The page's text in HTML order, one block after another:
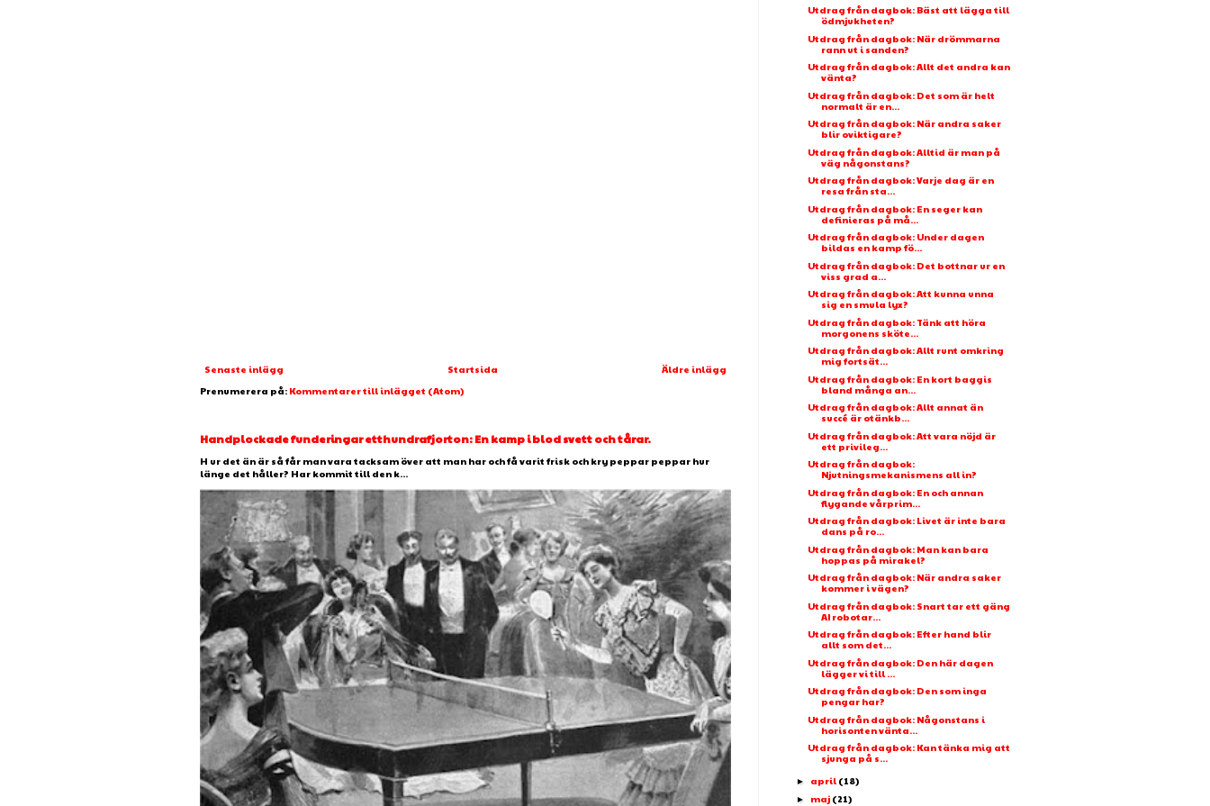
Senaste inlägg Äldre inlägg
Startsida
Prenumerera på: Kommentarer till inlägget (Atom)
Handplockade funderingar etthundrafjorton: En kamp i blod svett och tårar.
H ur det än är så får man vara tacksam över att man har och få varit frisk och kry peppar peppar hur
länge det håller? Har kommit till den k...
Utdrag från dagbok: Bäst att lägga till
ödmjukheten?
Utdrag från dagbok: När drömmarna
rann ut i sanden?
Utdrag från dagbok: Allt det andra kan
vänta?
Utdrag från dagbok: Det som är helt
normalt är en...
Utdrag från dagbok: När andra saker
blir oviktigare?
Utdrag från dagbok: Alltid är man på
väg någonstans?
Utdrag från dagbok: Varje dag är en
resa från sta...
Utdrag från dagbok: En seger kan
definieras på må...
Utdrag från dagbok: Under dagen
bildas en kamp fö...
Utdrag från dagbok: Det bottnar ur en
viss grad a...
Utdrag från dagbok: Att kunna unna
sig en smula lyx?
Utdrag från dagbok: Tänk att höra
morgonens sköte...
Utdrag från dagbok: Allt runt omkring
mig fortsät...
Utdrag från dagbok: En kort baggis
bland många an...
Utdrag från dagbok: Allt annat än
succé är otänkb...
Utdrag från dagbok: Att vara nöjd är
ett privileg...
Utdrag från dagbok:
Njutningsmekanismens all in?
Utdrag från dagbok: En och annan
flygande vårprim...
Utdrag från dagbok: Livet är inte bara
dans på ro...
Utdrag från dagbok: Man kan bara
hoppas på mirakel?
Utdrag från dagbok: När andra saker
kommer i vägen?
Utdrag från dagbok: Snart tar ett gäng
AI robotar...
Utdrag från dagbok: Efter hand blir
allt som det...
Utdrag från dagbok: Den här dagen
lägger vi till ...
Utdrag från dagbok: Den som inga
pengar har?
Utdrag från dagbok: Någonstans i
horisonten vänta...
Utdrag från dagbok: Kan tänka mig att
sjunga på s...
► april (18)
► maj (21)